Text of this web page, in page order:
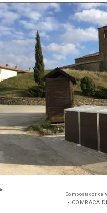
Compostador
- COMRACA